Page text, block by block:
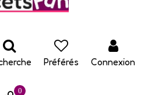
Préférés Connexion
0